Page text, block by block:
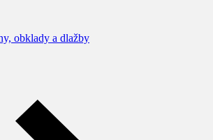
obklady a dlažby